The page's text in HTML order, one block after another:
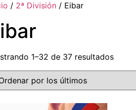
/ 2ª División / Eibar
1–32 de 37 resultados